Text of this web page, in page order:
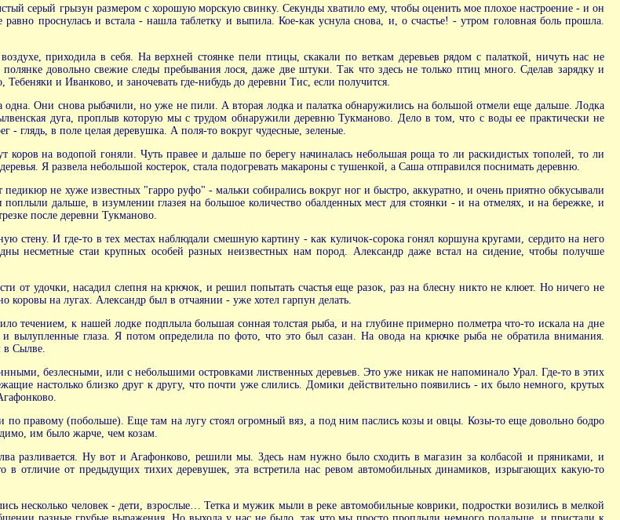
серый грызун размером с хорошую морскую свинку. Секунды хватило ему, чтобы оценить мое плохое настроение - и он
проснулась и встала - нашла таблетку и выпила. Кое-как уснула снова, и, о счастье! - утром головная боль прошла.
приходила в себя. На верхней стоянке пели птицы, скакали по веткам деревьев рядом с палаткой, ничуть нас не
довольно свежие следы пребывания лося, даже две штуки. Так что здесь не только птиц много. Сделав зарядку и
и Иванково, и заночевать где-нибудь до деревни Тис, если получится.
Они снова рыбачили, но уже не пили. А вторая лодка и палатка обнаружились на большой отмели еще дальше. Лодка
дуга, проплыв которую мы с трудом обнаружили деревню Тукманово. Дело в том, что с воды ее практически не
глядь, в поле целая деревушка. А поля-то вокруг чудесные, зеленые.
на водопой гоняли. Чуть правее и дальше по берегу начиналась небольшая роща то ли раскидистых тополей, то ли
Я развела небольшой костерок, стала подогревать макароны с тушенкой, а Саша отправился поснимать деревню.
не хуже известных "гарро руфо" - мальки собирались вокруг ног и быстро, аккуратно, и очень приятно обкусывали
дальше, в изумлении глазея на большое количество обалденных мест для стоянки - и на отмелях, и на бережке, и
после деревни Тукманово.
И где-то в тех местах наблюдали смешную картину - как куличок-сорока гонял коршуна кругами, сердито на него
несметные стаи крупных особей разных неизвестных нам пород. Александр даже встал на сидение, чтобы получше
от удочки, насадил слепня на крючок, и решил попытать счастья еще разок, раз на блесну никто не клюет. Но ничего не
на лугах. Александр был в отчаянии - уже хотел гарпун делать.
течением, к нашей лодке подплыла большая сонная толстая рыба, и на глубине примерно полметра что-то искала на дне
глаза. Я потом определила по фото, что это был сазан. На овода на крючке рыба не обратила внимания.
в Сылве.
безлесными, или с небольшими островками лиственных деревьев. Это уже никак не напоминало Урал. Где-то в этих
настолько близко друг к другу, что почти уже слились. Домики действительно появились - их было немного, крутых
правому (побольше). Еще там на лугу стоял огромный вяз, а под ним паслись козы и овцы. Козы-то еще довольно бодро
им было жарче, чем козам.
разливается. Ну вот и Агафонково, решили мы. Здесь нам нужно было сходить в магазин за колбасой и пряниками, и
отличие от предыдущих тихих деревушек, эта встретила нас ревом автомобильных динамиков, изрыгающих какую-то
несколько человек - дети, взрослые… Тетка и мужик мыли в реке автомобильные коврики, подростки возились в мелкой